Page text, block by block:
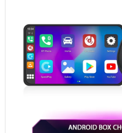
2/ Lắp đặt chi tiết Android